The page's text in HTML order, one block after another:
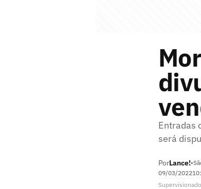
Entradas
será
PorLance!•
09/03/2022
Supervisionado